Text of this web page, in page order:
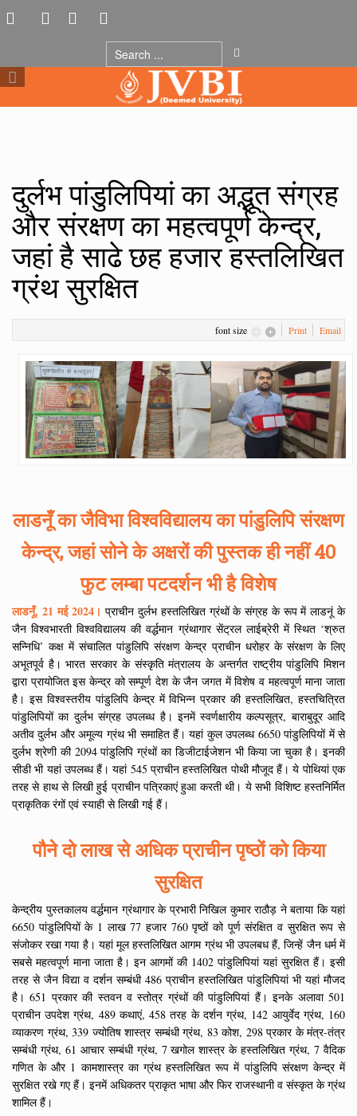
दुर्लभ पांडुलिपियां का अद्भूत संग्रह
और संरक्षण का महत्वपूर्ण केन्द्र,
जहां है साढे छह हजार हस्तलिखित
ग्रंथ सुरक्षित
font size Print Email
लाडनूँ का जैविभा विश्वविद्यालय का पांडुलिपि संरक्षण
केन्द्र, जहां सोने के अक्षरों की पुस्तक ही नहीं 40
फुट लम्बा पटदर्शन भी है विशेष
लाडनूँ, 21 मई 2024। प्राचीन दुर्लभ हस्तलिखित ग्रंथों के संग्रह के रूप में लाडनूं के
जैन विश्वभारती विश्वविद्यालय की वर्द्धमान ग्रंथागार सेंट्रल लाईब्रेरी में स्थित ‘श्रुत
सन्निधि’ कक्ष में संचालित पांडुलिपि संरक्षण केन्द्र प्राचीन धरोहर के संरक्षण के लिए
अभूतपूर्व है। भारत सरकार के संस्कृति मंत्रालय के अन्तर्गत राष्ट्रीय पांडुलिपि मिशन
द्वारा प्रायोजित इस केन्द्र को सम्पूर्ण देश के जैन जगत में विशेष व महत्वपूर्ण माना जाता
है। इस विश्वस्तरीय पांडुलिपि केन्द्र में विभिन्न प्रकार की हस्तलिखित, हस्तचित्रित
पांडुलिपियों का दुर्लभ संग्रह उपलब्ध है। इनमें स्वर्णक्षारीय कल्पसूत्र, बाराबुदूर आदि
अतीव दुर्लभ और अमूल्य ग्रंथ भी समाहित हैं। यहां कुल उपलब्ध 6650 पांडुलिपियों में से
दुर्लभ श्रेणी की 2094 पांडुलिपि ग्रंथों का डिजीटाईजेशन भी किया जा चुका है। इनकी
सीडी भी यहां उपलब्ध हैं। यहां 545 प्राचीन हस्तलिखित पोथी मौजूद हैं। ये पोथियां एक
तरह से हाथ से लिखी हुई प्राचीन पत्रिकाएं हुआ करती थी। ये सभी विशिष्ट हस्तनिर्मित
प्राकृतिक रंगों एवं स्याही से लिखी गई हैं।
पौने दो लाख से अधिक प्राचीन पृष्ठों को किया
सुरक्षित
केन्द्रीय पुस्तकालय वर्द्धमान ग्रंथागार के प्रभारी निखिल कुमार राठौड़ ने बताया कि यहां
6650 पांडुलिपियों के 1 लाख 77 हजार 760 पृष्ठों को पूर्ण संरक्षित व सुरक्षित रूप से
संजोकर रखा गया है। यहां मूल हस्तलिखित आगम ग्रंथ भी उपलबध हैं, जिन्हें जैन धर्म में
सबसे महत्वपूर्ण माना जाता है। इन आगमों की 1402 पांडुलिपियां यहां सुरक्षित हैं। इसी
तरह से जैन विद्या व दर्शन सम्बंधी 486 प्राचीन हस्तलिखित पांडुलिपियां भी यहां मौजद
है। 651 प्रकार की स्तवन व स्तोत्र ग्रंथों की पांडुलिपियां हैं। इनके अलावा 501
प्राचीन उपदेश ग्रंथ, 489 कथाएं, 458 तरह के दर्शन ग्रंथ, 142 आयुर्वेद ग्रंथ, 160
व्याकरण ग्रंथ, 339 ज्योतिष शास्त्र सम्बंधी ग्रंथ, 83 कोश, 298 प्रकार के मंत्र-तंत्र
सम्बंधी ग्रंथ, 61 आचार सम्बंधी ग्रंथ, 7 खगोल शास्त्र के हस्तलिखित ग्रंथ, 7 वैदिक
गणित के और 1 कामशास्त्र का ग्रंथ हस्तलिखित रूप में पांडुलिपि संरक्षण केन्द्र में
सुरक्षित रखे गए हैं। इनमें अधिकतर प्राकृत भाषा और फिर राजस्थानी व संस्कृत के ग्रंथ
शामिल हैं।